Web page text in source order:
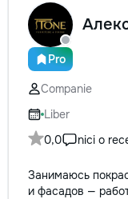
Pro
Companie
Liber
0,0
nici o
Занимаюсь
и фасадов —